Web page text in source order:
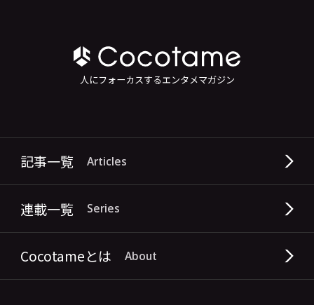
人にフォーカスするエンタメマガジン
記事一覧 Articles
連載一覧 Series
Cocotameとは About